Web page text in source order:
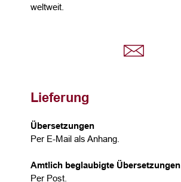
weltweit.
Lieferung
Übersetzungen
Per E-Mail als Anhang.
Amtlich beglaubigte Übersetzungen
Per Post.